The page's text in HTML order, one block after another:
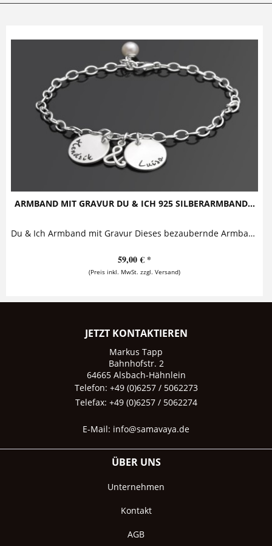
ARMBAND MIT GRAVUR DU & ICH 925 SILBERARMBAND...
Du & Ich Armband mit Gravur Dieses bezaubernde Armband mit Gravur aus 925 Sterling Silber besteht aus zwei Namensanhängern, die zusammen mit...
59,00 € *
(Preis inkl. MwSt. zzgl. Versand)
JETZT KONTAKTIEREN
Markus Tapp
Bahnhofstr. 2
64665 Alsbach-Hähnlein
Telefon: +49 (0)6257 / 5062273
Telefax: +49 (0)6257 / 5062274
E-Mail: info@samavaya.de
ÜBER UNS
Unternehmen
Kontakt
AGB